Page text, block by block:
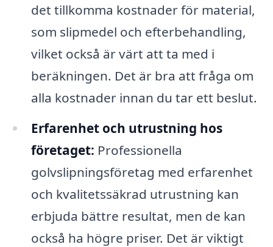
det tillkomma kostnader för material,
som slipmedel och efterbehandling,
vilket också är värt att ta med i
beräkningen. Det är bra att fråga om
alla kostnader innan du tar ett beslut.
Erfarenhet och utrustning hos
företaget: Professionella
golvslipningsföretag med erfarenhet
och kvalitetssäkrad utrustning kan
erbjuda bättre resultat, men de kan
också ha högre priser. Det är viktigt